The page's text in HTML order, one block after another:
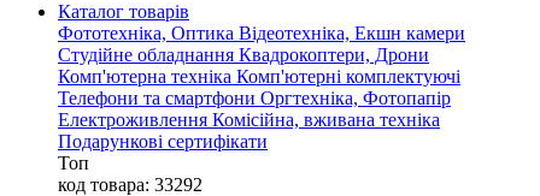
Каталог товарів
Фототехніка, Оптика Відеотехніка, Екшн камери
Студійне обладнання Квадрокоптери, Дрони
Комп'ютерна техніка Комп'ютерні комплектуючі
Телефони та смартфони Оргтехніка, Фотопапір
Електроживлення Комісійна, вживана техніка
Подарункові сертифікати
Топ
код товара: 33292